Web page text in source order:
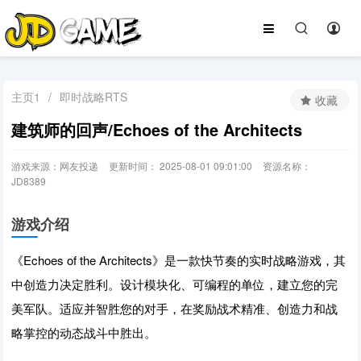
主页1 / 即时战略RTS
建筑师的回声/Echoes of the Architects
游戏来源：网友投递 更新时间： 2025-08-01 09:01:00
资源名称：
JD8389
收藏
游戏介绍
《Echoes of the Architects》是一款快节奏的实时战略游戏，其
中创造力决定胜利。设计模块化、可编程的单位，建立您的完
美军队。适应并智胜您的对手，在奖励战术精准、创造力和战
略掌控的动态战斗中胜出。